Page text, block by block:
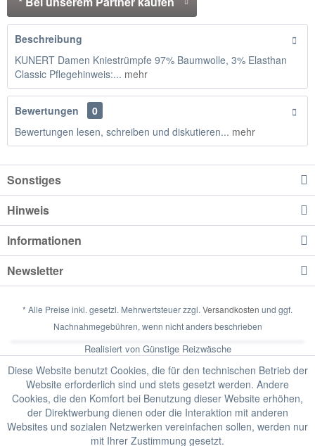
Beschreibung
KUNERT Damen Kniestrümpfe 97% Baumwolle, 3% Elasthan
Classic Pflegehinweis:... mehr
Bewertungen
0
Bewertungen lesen, schreiben und diskutieren... mehr
Sonstiges
Hinweis
Informationen
Newsletter
* Alle Preise inkl. gesetzl. Mehrwertsteuer zzgl. Versandkosten und ggf.
Nachnahmegebühren, wenn nicht anders beschrieben
Realisiert von Günstige Reizwäsche
Diese Website benutzt Cookies, die für den technischen Betrieb der
Website erforderlich sind und stets gesetzt werden. Andere
Cookies, die den Komfort bei Benutzung dieser Website erhöhen,
der Direktwerbung dienen oder die Interaktion mit anderen
Websites und sozialen Netzwerken vereinfachen sollen, werden nur
mit Ihrer Zustimmung gesetzt.